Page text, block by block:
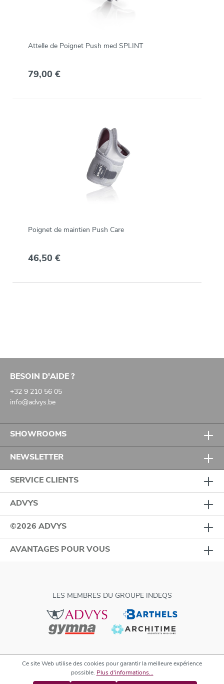
Attelle de Poignet Push med SPLINT
79,00 €
Poignet de maintien Push Care
46,50 €
BESOIN D'AIDE ?
+32 9 210 56 05
info@advys.be
SHOWROOMS
NEWSLETTER
SERVICE CLIENTS
ADVYS
©2026 ADVYS
AVANTAGES POUR VOUS
LES MEMBRES DU GROUPE INDEQS
Ce site Web utilise des cookies pour garantir la meilleure expérience
possible. Plus d'informations...